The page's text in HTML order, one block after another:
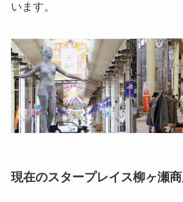
います。
現在のスタープレイス柳ヶ瀬